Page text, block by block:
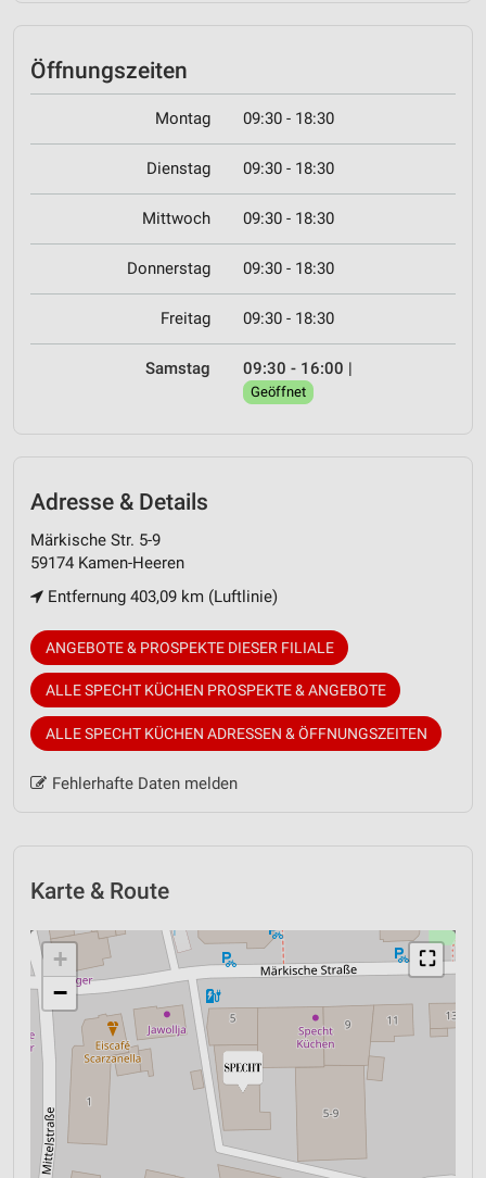
Öffnungszeiten
Montag 09:30 - 18:30
Dienstag 09:30 - 18:30
Mittwoch 09:30 - 18:30
Donnerstag 09:30 - 18:30
Freitag 09:30 - 18:30
Samstag 09:30 - 16:00 |
Geöffnet
Adresse & Details
Märkische Str. 5-9
59174 Kamen-Heeren
Entfernung 403,09 km (Luftlinie)
ANGEBOTE & PROSPEKTE DIESER FILIALE
ALLE SPECHT KÜCHEN PROSPEKTE & ANGEBOTE
ALLE SPECHT KÜCHEN ADRESSEN & ÖFFNUNGSZEITEN
Fehlerhafte Daten melden
Karte & Route
⛶
+
−